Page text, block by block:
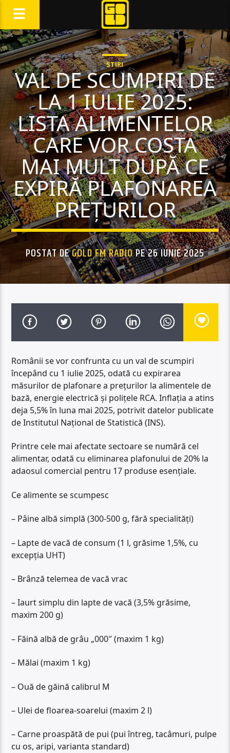
STIRI
VAL DE SCUMPIRI DE
LA 1 IULIE 2025:
LISTA ALIMENTELOR
CARE VOR COSTA
MAI MULT DUPĂ CE
EXPIRĂ PLAFONAREA
PREȚURILOR
POSTAT DEGOLD FM RADIOPE 26 IUNIE 2025
Românii se vor confrunta cu un val de scumpiri
începând cu 1 iulie 2025, odată cu expirarea
măsurilor de plafonare a prețurilor la alimentele de
bază, energie electrică și polițele RCA. Inflația a atins
deja 5,5% în luna mai 2025, potrivit datelor publicate
de Institutul Național de Statistică (INS).
Printre cele mai afectate sectoare se numără cel
alimentar, odată cu eliminarea plafonului de 20% la
adaosul comercial pentru 17 produse esențiale.
Ce alimente se scumpesc
– Pâine albă simplă (300-500 g, fără specialități)
– Lapte de vacă de consum (1 l, grăsime 1,5%, cu
excepția UHT)
– Brânză telemea de vacă vrac
– Iaurt simplu din lapte de vacă (3,5% grăsime,
maxim 200 g)
– Făină albă de grâu „000″ (maxim 1 kg)
– Mălai (maxim 1 kg)
– Ouă de găină calibrul M
– Ulei de floarea-soarelui (maxim 2 l)
– Carne proaspătă de pui (pui întreg, tacâmuri, pulpe
cu os, aripi, varianta standard)